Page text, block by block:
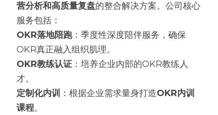
营分析和高质量复盘的整合解决方案。公司核心
服务包括：
OKR落地陪跑：季度性深度陪伴服务，确保
OKR真正融入组织肌理。
OKR教练认证 ：培养企业内部的OKR教练人
才。
定制化内训 ：根据企业需求量身打造OKR内训
课程。